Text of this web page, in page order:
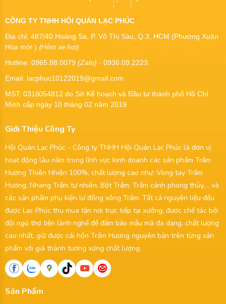
CÔNG TY TNHH HỘI QUÁN LẠC PHÚC
Địa chỉ: 487/40 Hoàng Sa, P. Võ Thị Sáu, Q.3, HCM (Phường Xuân
Hòa mới ) (Hẻm xe hơi)
Hotline: 0965.88.0079 (Zalo) - 0936.09.2223
Email: lacphuc10122019@gmail.com
MST: 0316054812 do Sở Kế hoạch và Đầu tư thành phố Hồ Chí
Minh cấp ngày 10 tháng 02 năm 2019
Giới Thiệu Công Ty
Hội Quán Lạc Phúc - Công ty TNHH Hội Quán Lạc Phúc là đơn vị
hoạt động lâu năm trong lĩnh vực kinh doanh các sản phẩm Trầm
Hương Thiên Nhiên 100%, chất lượng cao như: Vòng tay Trầm
Hương, Nhang Trầm tự nhiên, Bột Trầm, Trầm cảnh phong thủy,... và
các sản phẩm phụ kiện lư đồng xông Trầm. Tất cả nguyên liệu đều
được Lạc Phúc thu mua tận nơi trực tiếp tại xưởng, được chế tác bởi
đội ngủ thợ tiện lành nghề để đảm bảo mẫu mã đa dạng, chất lượng
cao nhất, giữ được cái hồn Trầm Hương nguyên bản trên từng sản
phẩm với giá thành tương xứng chất lượng.
Sản Phẩm